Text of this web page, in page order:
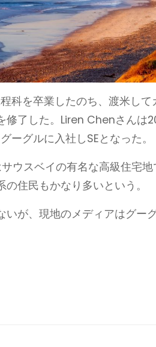
科を卒業したのち、渡米して
修了した。Liren Chenさんは
グルに入社しSEとなった。
ウスベイの有名な高級住宅
住民もかなり多いという。
いが、現地のメディアはグー